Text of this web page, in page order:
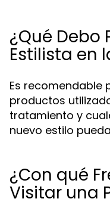
¿Qué Debo
Estilista en
Es recomendable
productos
tratamiento y
nuevo estilo
¿Con qué
Visitar una